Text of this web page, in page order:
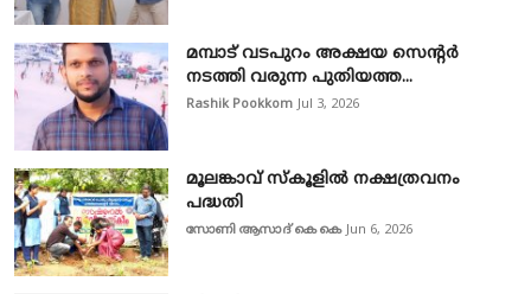
മമ്പാട് വടപുറം അക്ഷയ സെന്റർ
നടത്തി വരുന്ന പുതിയത്ത...
Rashik Pookkom Jul 3, 2026
മൂലങ്കാവ് സ്കൂളിൽ നക്ഷത്രവനം
പദ്ധതി
സോണി ആസാദ് കെ കെ Jun 6, 2026